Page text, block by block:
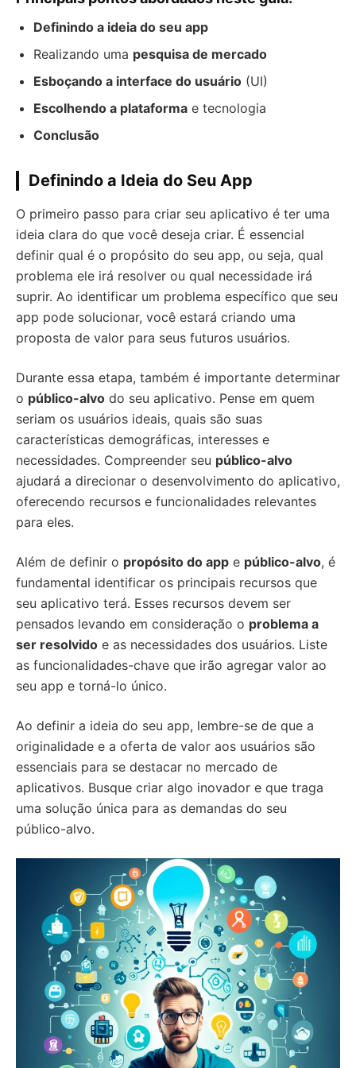
Definindo a ideia do seu app
Realizando uma pesquisa de mercado
Esboçando a interface do usuário (UI)
Escolhendo a plataforma e tecnologia
Conclusão
Definindo a Ideia do Seu App
O primeiro passo para criar seu aplicativo é ter uma
ideia clara do que você deseja criar. É essencial
definir qual é o propósito do seu app, ou seja, qual
problema ele irá resolver ou qual necessidade irá
suprir. Ao identificar um problema específico que seu
app pode solucionar, você estará criando uma
proposta de valor para seus futuros usuários.
Durante essa etapa, também é importante determinar
o público-alvo do seu aplicativo. Pense em quem
seriam os usuários ideais, quais são suas
características demográficas, interesses e
necessidades. Compreender seu público-alvo
ajudará a direcionar o desenvolvimento do aplicativo,
oferecendo recursos e funcionalidades relevantes
para eles.
Além de definir o propósito do app e público-alvo, é
fundamental identificar os principais recursos que
seu aplicativo terá. Esses recursos devem ser
pensados levando em consideração o problema a
ser resolvido e as necessidades dos usuários. Liste
as funcionalidades-chave que irão agregar valor ao
seu app e torná-lo único.
Ao definir a ideia do seu app, lembre-se de que a
originalidade e a oferta de valor aos usuários são
essenciais para se destacar no mercado de
aplicativos. Busque criar algo inovador e que traga
uma solução única para as demandas do seu
público-alvo.